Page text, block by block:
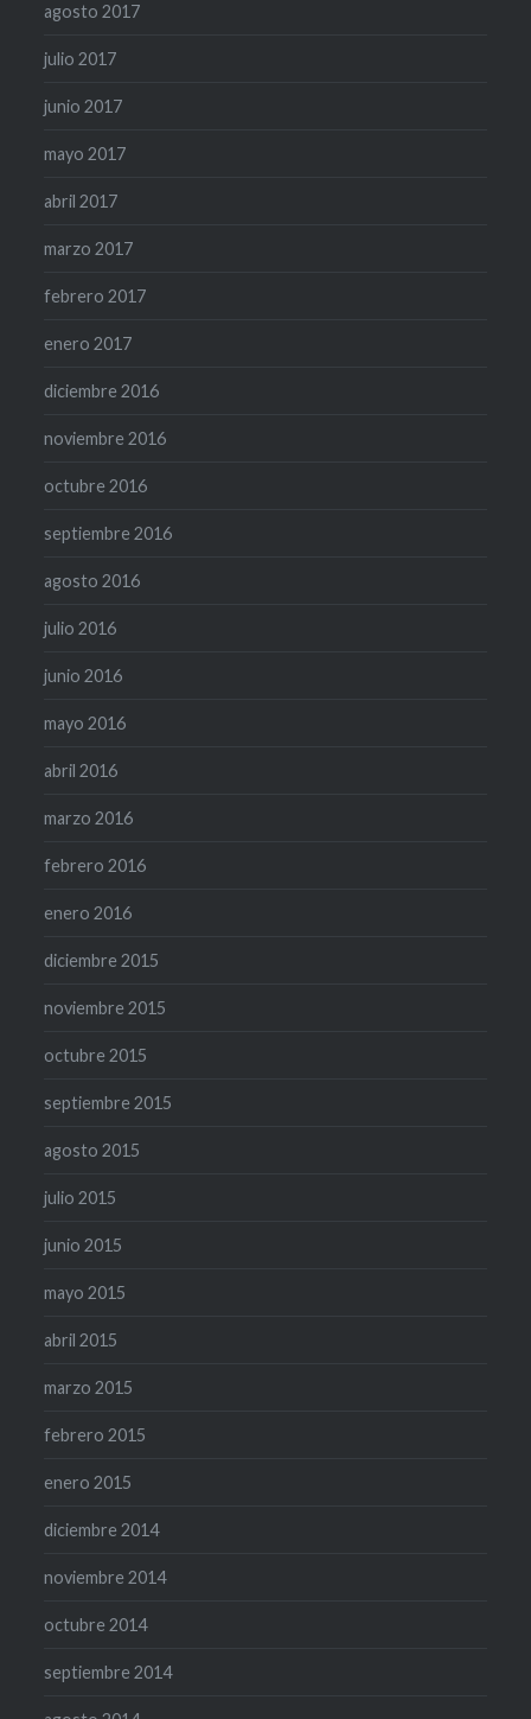
agosto 2017
julio 2017
junio 2017
mayo 2017
abril 2017
marzo 2017
febrero 2017
enero 2017
diciembre 2016
noviembre 2016
octubre 2016
septiembre 2016
agosto 2016
julio 2016
junio 2016
mayo 2016
abril 2016
marzo 2016
febrero 2016
enero 2016
diciembre 2015
noviembre 2015
octubre 2015
septiembre 2015
agosto 2015
julio 2015
junio 2015
mayo 2015
abril 2015
marzo 2015
febrero 2015
enero 2015
diciembre 2014
noviembre 2014
octubre 2014
septiembre 2014